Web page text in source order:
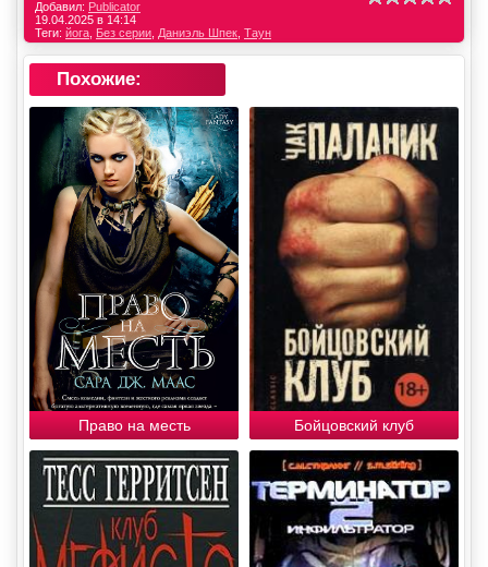
Добавил: Publicator
19.04.2025 в 14:14
Теги: йога Без серии Даниэль Шпек Таун
Похожие:
Право на месть Бойцовский клуб